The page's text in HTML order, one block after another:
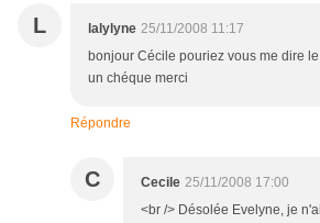
L lalylyne 25/11/2008 11:17
bonjour Cécile pouriez vous me dire
un chéque merci
Répondre
C Cecile 25/11/2008 17:00
<br /> Désolée Evelyne, je